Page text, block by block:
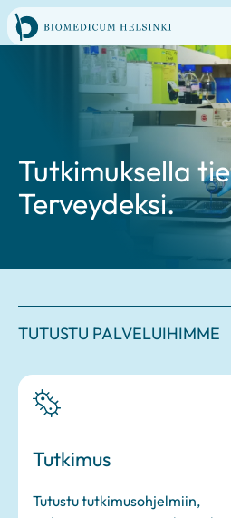
Hyppää
sisältöön
Tutkimuksella
Terveydeksi.
TUTUSTU PALVELUIHIMME
Tutkimus
Tutustu tutkimusohjelmiin,